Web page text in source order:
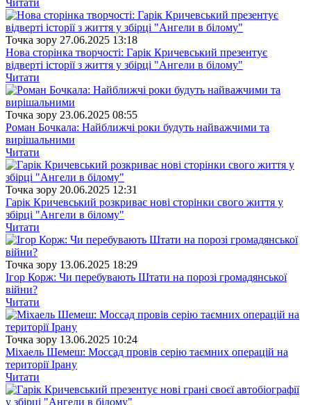
Читати
Точка зору 27.06.2025 13:18
Нова сторінка творчості: Гарік Кричевський презентує
відверті історії з життя у збірці "Ангели в білому"
Читати
Точка зору 23.06.2025 08:55
Роман Бочкала: Найближчі роки будуть найважчими та
вирішальними
Читати
Точка зору 20.06.2025 12:31
Гарік Кричевський розкриває нові сторінки свого життя у
збірці "Ангели в білому"
Читати
Точка зору 13.06.2025 18:29
Ігор Корж: Чи перебувають Штати на порозі громадянської
війни?
Читати
Точка зору 13.06.2025 10:24
Міхаель Шемеш: Моссад провів серію таємних операцій на
території Ірану
Читати